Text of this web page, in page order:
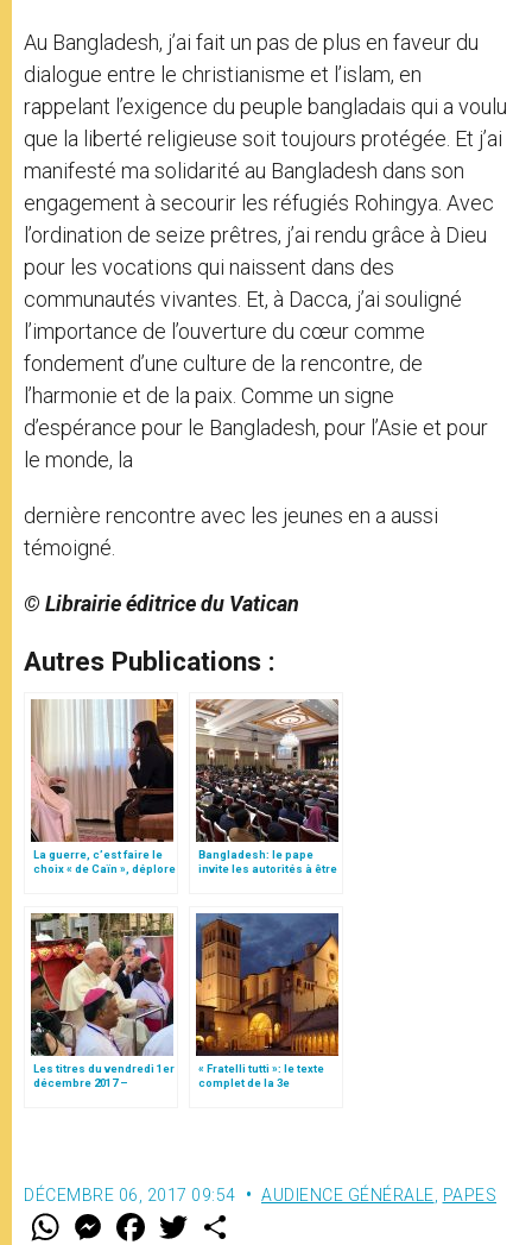
Au Bangladesh, j’ai fait un pas de plus en faveur du
dialogue entre le christianisme et l’islam, en
rappelant l’exigence du peuple bangladais qui a voulu
que la liberté religieuse soit toujours protégée. Et j’ai
manifesté ma solidarité au Bangladesh dans son
engagement à secourir les réfugiés Rohingya. Avec
l’ordination de seize prêtres, j’ai rendu grâce à Dieu
pour les vocations qui naissent dans des
communautés vivantes. Et, à Dacca, j’ai souligné
l’importance de l’ouverture du cœur comme
fondement d’une culture de la rencontre, de
l’harmonie et de la paix. Comme un signe
d’espérance pour le Bangladesh, pour l’Asie et pour
le monde, la
dernière rencontre avec les jeunes en a aussi
témoigné.
© Librairie éditrice du Vatican
Autres Publications :
La guerre, c’est faire le
choix « de Caïn », déplore
Bangladesh: le pape
invite les autorités à être
Les titres du vendredi 1er
décembre 2017 –
« Fratelli tutti »: le texte
complet de la 3e
DÉCEMBRE 06, 2017 09:54 AUDIENCE GÉNÉRALE PAPES
W M
e
F
a w